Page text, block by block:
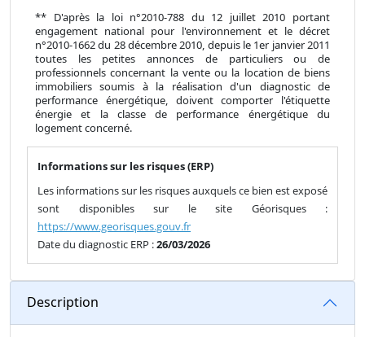
** D'après la loi n°2010-788 du 12 juillet 2010 portant
engagement national pour l'environnement et le décret
n°2010-1662 du 28 décembre 2010, depuis le 1er janvier 2011
toutes les petites annonces de particuliers ou de
professionnels concernant la vente ou la location de biens
immobiliers soumis à la réalisation d'un diagnostic de
performance énergétique, doivent comporter l'étiquette
énergie et la classe de performance énergétique du
logement concerné.
Informations sur les risques (ERP)
Les informations sur les risques auxquels ce bien est exposé
sont disponibles sur le site Géorisques :
https://www.georisques.gouv.fr
Date du diagnostic ERP :26/03/2026
Description